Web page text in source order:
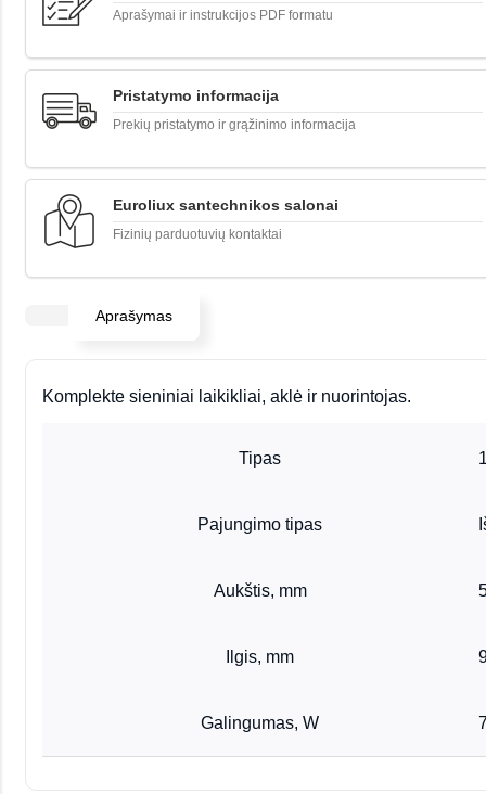
Aprašymai ir instrukcijos PDF formatu
Pristatymo informacija
Prekių pristatymo ir grąžinimo informacija
Euroliux santechnikos salonai
Fizinių parduotuvių kontaktai
Aprašymas
Komplekte sieniniai laikikliai, aklė ir nuorintojas.
Tipas
Pajungimo tipas
Aukštis, mm
Ilgis, mm
Galingumas, W